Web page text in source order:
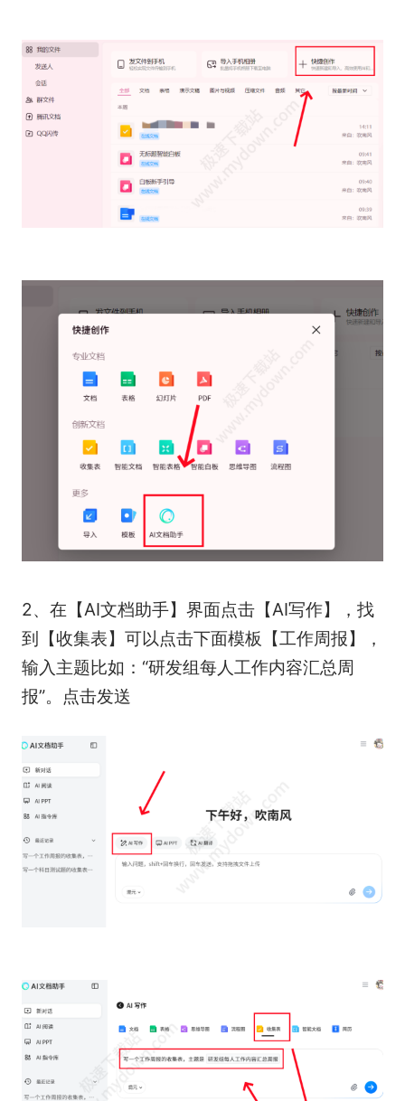
2、在【AI文档助手】界面点击【AI写作】，找
到【收集表】可以点击下面模板【工作周报】，
输入主题比如：“研发组每人工作内容汇总周
报”。点击发送